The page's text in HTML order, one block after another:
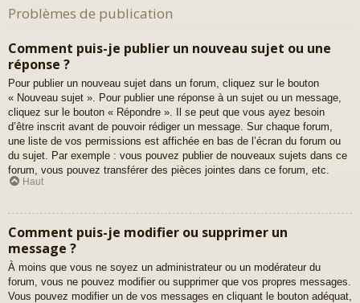
Problèmes de publication
Comment puis-je publier un nouveau sujet ou une
réponse ?
Pour publier un nouveau sujet dans un forum, cliquez sur le bouton
« Nouveau sujet ». Pour publier une réponse à un sujet ou un message,
cliquez sur le bouton « Répondre ». Il se peut que vous ayez besoin
d’être inscrit avant de pouvoir rédiger un message. Sur chaque forum,
une liste de vos permissions est affichée en bas de l’écran du forum ou
du sujet. Par exemple : vous pouvez publier de nouveaux sujets dans ce
forum, vous pouvez transférer des pièces jointes dans ce forum, etc.
Haut
Comment puis-je modifier ou supprimer un
message ?
À moins que vous ne soyez un administrateur ou un modérateur du
forum, vous ne pouvez modifier ou supprimer que vos propres messages.
Vous pouvez modifier un de vos messages en cliquant le bouton adéquat,